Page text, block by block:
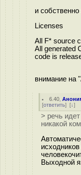
и
Licenses
All F* source
All generated
code is
внимание на
6.40 ,
[ответить] [↓]
> речь
никакой
Выходной